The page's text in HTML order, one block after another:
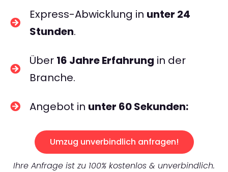
Express-Abwicklung in unter 24
Stunden.
Über 16 Jahre Erfahrung in der
Branche.
Angebot in unter 60 Sekunden:
Umzug unverbindlich anfragen!
Ihre Anfrage ist zu 100% kostenlos & unverbindlich.